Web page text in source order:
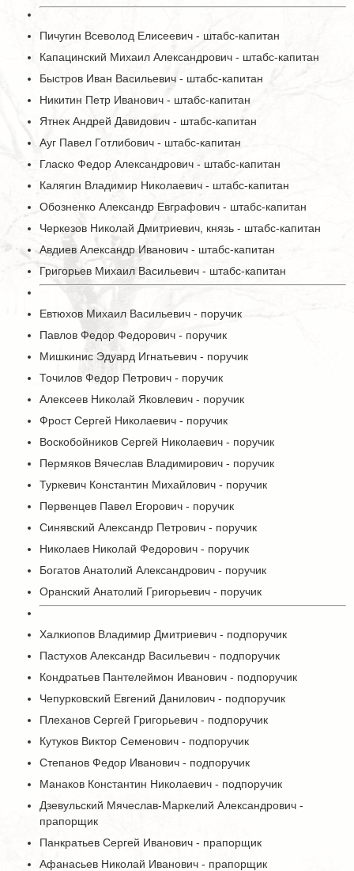
Пичугин Всеволод Елисеевич - штабс-капитан
Капацинский Михаил Александрович - штабс-капитан
Быстров Иван Васильевич - штабс-капитан
Никитин Петр Иванович - штабс-капитан
Ятнек Андрей Давидович - штабс-капитан
Ауг Павел Готлибович - штабс-капитан
Гласко Федор Александрович - штабс-капитан
Калягин Владимир Николаевич - штабс-капитан
Обозненко Александр Евграфович - штабс-капитан
Черкезов Николай Дмитриевич, князь - штабс-капитан
Авдиев Александр Иванович - штабс-капитан
Григорьев Михаил Васильевич - штабс-капитан
Евтюхов Михаил Васильевич - поручик
Павлов Федор Федорович - поручик
Мишкинис Эдуард Игнатьевич - поручик
Точилов Федор Петрович - поручик
Алексеев Николай Яковлевич - поручик
Фрост Сергей Николаевич - поручик
Воскобойников Сергей Николаевич - поручик
Пермяков Вячеслав Владимирович - поручик
Туркевич Константин Михайлович - поручик
Первенцев Павел Егорович - поручик
Синявский Александр Петрович - поручик
Николаев Николай Федорович - поручик
Богатов Анатолий Александрович - поручик
Оранский Анатолий Григорьевич - поручик
Халкиопов Владимир Дмитриевич - подпоручик
Пастухов Александр Васильевич - подпоручик
Кондратьев Пантелеймон Иванович - подпоручик
Чепурковский Евгений Данилович - подпоручик
Плеханов Сергей Григорьевич - подпоручик
Кутуков Виктор Семенович - подпоручик
Степанов Федор Иванович - подпоручик
Манаков Константин Николаевич - подпоручик
Дзевульский Мячеслав-Маркелий Александрович -
прапорщик
Панкратьев Сергей Иванович - прапорщик
Афанасьев Николай Иванович - прапорщик